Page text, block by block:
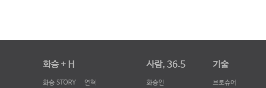
화승 + H
화승 STORY 연혁
사람, 36.5
화승인
기술
브로슈어